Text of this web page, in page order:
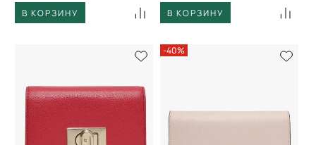
В КОРЗИНУ
В КОРЗИНУ
-40%